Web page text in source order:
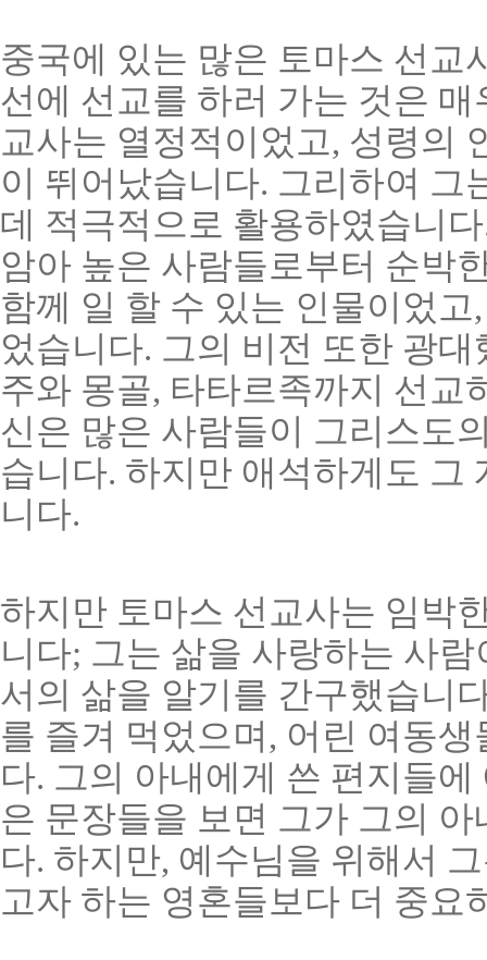
중국에 있는 많은 토마스 선교
선에 선교를 하러 가는 것은
교사는 열정적이었고, 성령의
이 뛰어났습니다. 그리하여 그
데 적극적으로 활용하였습니
암아 높은 사람들로부터 순박
함께 일 할 수 있는 인물이었
었습니다. 그의 비전 또한 광
주와 몽골, 타타르족까지 선교
신은 많은 사람들이 그리스도
습니다. 하지만 애석하게도 그
니다.
하지만 토마스 선교사는 임박
니다; 그는 삶을 사랑하는 사
서의 삶을 알기를 간구했습니
를 즐겨 먹었으며, 어린 여동
다. 그의 아내에게 쓴 편지들
은 문장들을 보면 그가 그의
다. 하지만, 예수님을 위해서
고자 하는 영혼들보다 더 중요